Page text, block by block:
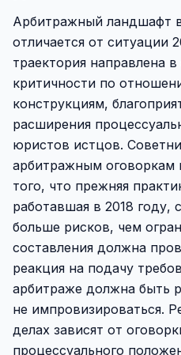
Арбитражный ландшафт
отличается от ситуации
траектория направлена
критичности по
конструкциям,
расширения
юристов истцов.
арбитражным оговоркам
того, что прежняя
работавшая в 2018 году,
больше рисков, чем
составления должна
реакция на подачу
арбитраже должна быть
не импровизироваться.
делах зависят от
процессуального